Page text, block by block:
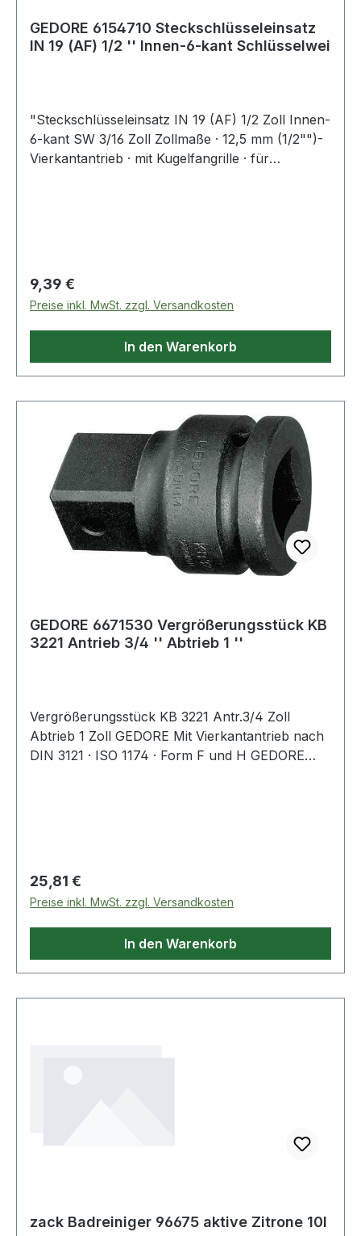
GEDORE 6154710 Steckschlüsseleinsatz
IN 19 (AF) 1/2 '' Innen-6-kant Schlüsselwei
"Steckschlüsseleinsatz IN 19 (AF) 1/2 Zoll Innen-
6-kant SW 3/16 Zoll Zollmaße · 12,5 mm (1/2"")-
Vierkantantrieb · mit Kugelfangrille · für
Regulärer Preis:
9,39 €
Preise inkl. MwSt. zzgl. Versandkosten
In den Warenkorb
GEDORE 6671530 Vergrößerungsstück KB
3221 Antrieb 3/4 '' Abtrieb 1 ''
Vergrößerungsstück KB 3221 Antr.3/4 Zoll
Abtrieb 1 Zoll GEDORE Mit Vierkantantrieb nach
DIN 3121 · ISO 1174 · Form F und H GEDORE
· Material: Sonderstahl · passender
Sicherungsstift Ø x L: 4 x 35mm · passender
Sicherungsring Ø: 36mm
Regulärer Preis:
25,81 €
Preise inkl. MwSt. zzgl. Versandkosten
In den Warenkorb
zack Badreiniger 96675 aktive Zitrone 10l